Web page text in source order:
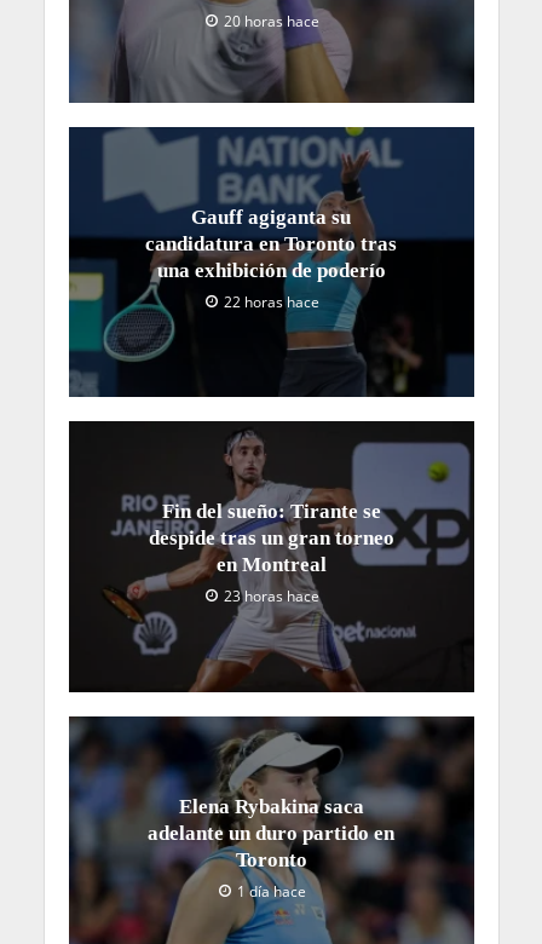
20 horas hace
Gauff agiganta su
candidatura en Toronto tras
una exhibición de poderío
22 horas hace
Fin del sueño: Tirante se
despide tras un gran torneo
en Montreal
23 horas hace
Elena Rybakina saca
adelante un duro partido en
Toronto
1 día hace